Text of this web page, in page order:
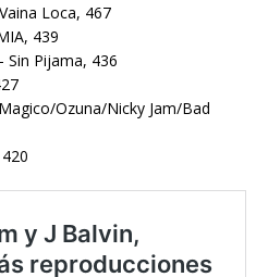
Loca, 467
439
Sin Pijama, 436
Ozuna/Nicky Jam/Bad